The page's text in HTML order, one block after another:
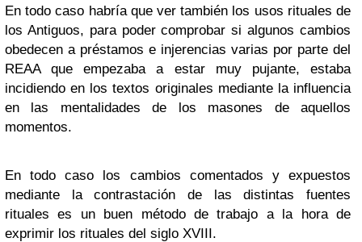
En todo caso habría que ver también los usos rituales de
los Antiguos, para poder comprobar si algunos cambios
obedecen a préstamos e injerencias varias por parte del
REAA que empezaba a estar muy pujante, estaba
incidiendo en los textos originales mediante la influencia
en las mentalidades de los masones de aquellos
momentos.
En todo caso los cambios comentados y expuestos
mediante la contrastación de las distintas fuentes
rituales es un buen método de trabajo a la hora de
exprimir los rituales del siglo XVIII.